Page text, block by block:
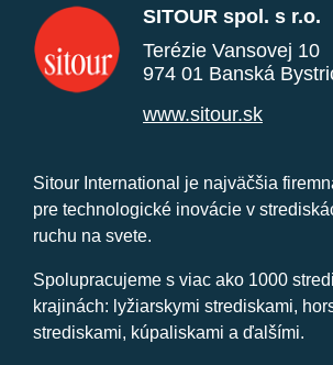
SITOUR spol. s r.o.
Terézie Vansovej 10
974 01 Banská
www.sitour.sk
Sitour International je najväčšia
pre technologické inovácie v
ruchu na svete.
Spolupracujeme s viac ako 1000
krajinách: lyžiarskymi strediskami,
strediskami, kúpaliskami a ďalšími.